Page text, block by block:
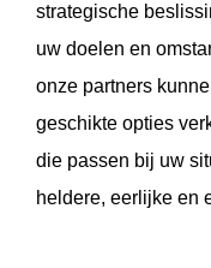
strategische
uw doelen en
onze partners
geschikte opties
die passen bij uw
heldere, eerlijke en